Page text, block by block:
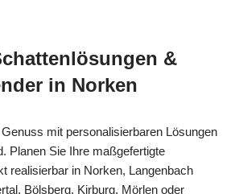
&
in Norken
mit personalisierbaren Lösungen
Planen Sie Ihre maßgefertigte
realisierbar in Norken, Langenbach
Bölsberg, Kirburg, Mörlen oder